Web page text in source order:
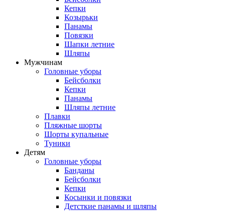
Кепки
Козырьки
Панамы
Повязки
Шапки летние
Шляпы
Мужчинам
Головные уборы
Бейсболки
Кепки
Панамы
Шляпы летние
Плавки
Пляжные шорты
Шорты купальные
Туники
Детям
Головные уборы
Банданы
Бейсболки
Кепки
Косынки и повязки
Детсткие панамы и шляпы